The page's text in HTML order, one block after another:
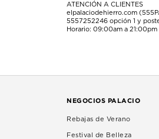
ATENCIÓN A CLIENTES
elpalaciodehierro.com
5557252246 opción 1 y
Horario: 09:00am a 21:00pm
NEGOCIOS PALACIO
Rebajas de Verano
Festival de Belleza